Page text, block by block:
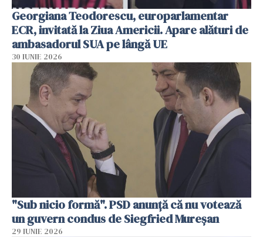
Georgiana Teodorescu, europarlamentar
ECR, invitată la Ziua Americii. Apare alături de
ambasadorul SUA pe lângă UE
30 IUNIE 2026
"Sub nicio formă". PSD anunţă că nu votează
un guvern condus de Siegfried Mureşan
29 IUNIE 2026